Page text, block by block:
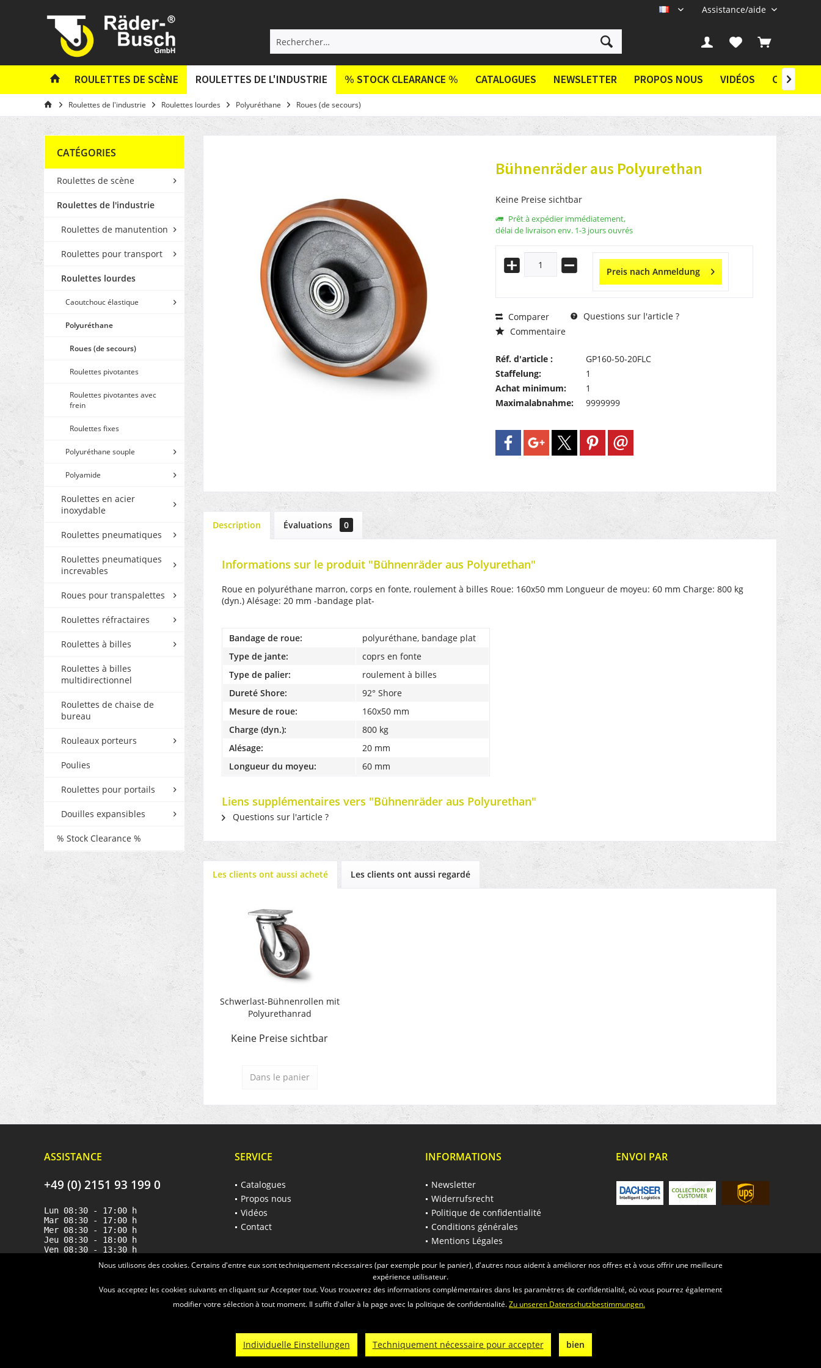
Assistance/aide
ROULETTES DE SCÈNE ROULETTES DE L'INDUSTRIE % STOCK CLEARANCE % CATALOGUES NEWSLETTER PROPOS NOUS VIDÉOS CONTACT

Roulettes de l'industrie Roulettes lourdes Polyuréthane Roues (de secours)
CATÉGORIES
Roulettes de scène
Roulettes de l'industrie
Roulettes de manutention
Roulettes pour transport
Roulettes lourdes
Caoutchouc élastique
Polyuréthane
Roues (de secours)
Roulettes pivotantes
Roulettes pivotantes avec
frein
Roulettes fixes
Polyuréthane souple
Polyamide
Roulettes en acier
inoxydable
Roulettes pneumatiques
Roulettes pneumatiques
increvables
Roues pour transpalettes
Roulettes réfractaires
Roulettes à billes
Roulettes à billes
multidirectionnel
Roulettes de chaise de
bureau
Rouleaux porteurs
Poulies
Roulettes pour portails
Douilles expansibles
% Stock Clearance %
Bühnenräder aus Polyurethan
Keine Preise sichtbar
Prêt à expédier immédiatement,
délai de livraison env. 1-3 jours ouvrés
Preis nach Anmeldung
Comparer
Questions sur l'article ?
Commentaire
Réf. d'article :
GP160-50-20FLC
Staffelung:
1
Achat minimum:
1
Maximalabnahme:
9999999
Description Évaluations 0
Informations sur le produit "Bühnenräder aus Polyurethan"
Roue en polyuréthane marron, corps en fonte, roulement à billes Roue: 160x50 mm Longueur de moyeu: 60 mm Charge: 800 kg
(dyn.) Alésage: 20 mm -bandage plat-
Bandage de roue:
polyuréthane, bandage plat
Type de jante:
coprs en fonte
Type de palier:
roulement à billes
Dureté Shore:
92° Shore
Mesure de roue:
160x50 mm
Charge (dyn.):
800 kg
Alésage:
20 mm
Longueur du moyeu:
60 mm
Liens supplémentaires vers "Bühnenräder aus Polyurethan"
Questions sur l'article ?
Les clients ont aussi acheté Les clients ont aussi regardé
Schwerlast-Bühnenrollen mit
Polyurethanrad
Keine Preise sichtbar
Dans le panier
ASSISTANCE
+49 (0) 2151 93 199 0
Lun 08:30 - 17:00 h
Mar 08:30 - 17:00 h
Mer 08:30 - 17:00 h
Jeu 08:30 - 18:00 h
Ven 08:30 - 13:30 h
SERVICE
Catalogues
Propos nous
Vidéos
Contact
INFORMATIONS
Newsletter
Widerrufsrecht
Politique de confidentialité
Conditions générales
Mentions Légales
ENVOI PAR
Nous utilisons des cookies. Certains d'entre eux sont techniquement nécessaires (par exemple pour le panier), d'autres nous aident à améliorer nos offres et à vous offrir une meilleure
expérience utilisateur.
Vous acceptez les cookies suivants en cliquant sur Accepter tout. Vous trouverez des informations complémentaires dans les paramètres de confidentialité, où vous pourrez également
modifier votre sélection à tout moment. Il suffit d'aller à la page avec la politique de confidentialité.Zu unseren Datenschutzbestimmungen.
Individuelle Einstellungen Techniquement nécessaire pour accepter bien